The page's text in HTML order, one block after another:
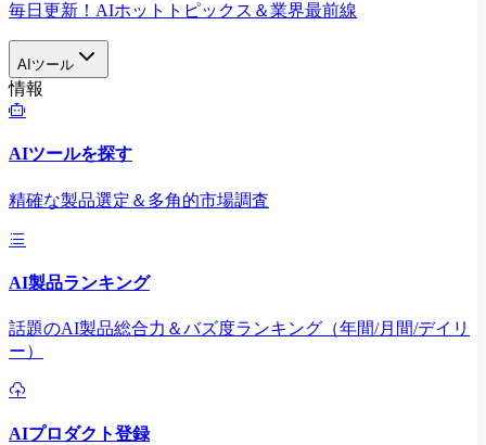
毎日更新！AIホットトピックス＆業界最前線
AIツール
情報
AIツールを探す
精確な製品選定＆多角的市場調査
AI製品ランキング
話題のAI製品総合力＆バズ度ランキング（年間/月間/デイリ
ー）
AIプロダクト登録